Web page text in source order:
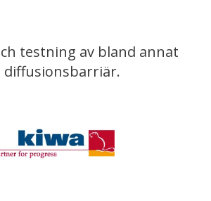
testning av bland annat